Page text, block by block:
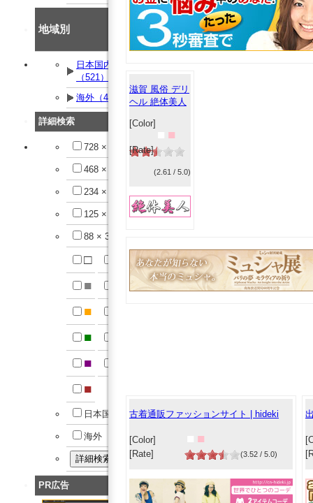
地域別
日本国内
（521）
海外（42）
詳細検索
728 × 90
468 × 60
234 × 60
125 × 125
88 × 31
□
■
■
■
■
■
日本国内
海外
PR広告
滋賀 風俗 デリ
ヘル 絶体美人
[Color]
■
[Rate]
(2.61 / 5.0)
古着通販ファッションサイト | hideki
[Color] ■
[Rate] (3.52 / 5.0)